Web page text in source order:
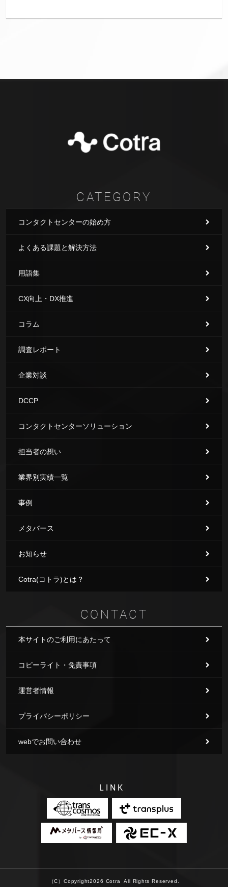
CATEGORY
コンタクトセンターの始め方
よくある課題と解決方法
用語集
CX向上・DX推進
コラム
調査レポート
企業対談
DCCP
コンタクトセンターソリューション
担当者の想い
業界別実績一覧
事例
メタバース
お知らせ
Cotra(コトラ)とは？
CONTACT
本サイトのご利用にあたって
コピーライト・免責事項
運営者情報
プライバシーポリシー
webでお問い合わせ
LINK
（C）Copyright2026 Cotra All Rights Reserved.